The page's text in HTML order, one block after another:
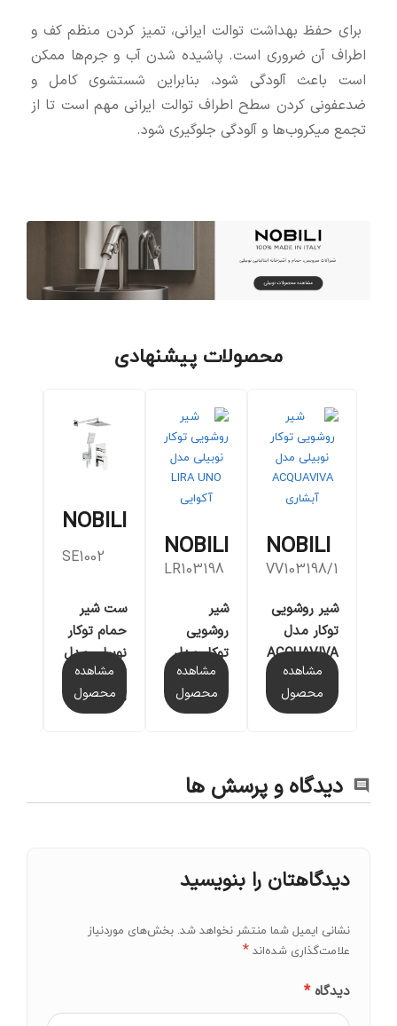
برای حفظ بهداشت توالت ایرانی، تمیز کردن منظم کف و
اطراف آن ضروری است. پاشیده شدن آب و جرم‌ها ممکن
است باعث آلودگی شود، بنابراین شستشوی کامل و
ضدعفونی کردن سطح اطراف توالت ایرانی مهم است تا از
تجمع میکروب‌ها و آلودگی جلوگیری شود.
محصولات پیشنهادی
NOBILI
VV103198/1
شیر روشویی
توکار مدل
ACQUAVIVA
مشاهده
محصول
NOBILI
LR103198
شیر
روشویی
توکار مدل
LIRA UNO
مشاهده
محصول
NOBILI
SE1002
ست شیر
حمام توکار
نوبیلی مدل
SEVEN
دیواری
مشاهده
محصول
دیدگاه و پرسش ها
دیدگاهتان را بنویسید
نشانی ایمیل شما منتشر نخواهد شد. بخش‌های موردنیاز
علامت‌گذاری شده‌اند *
دیدگاه*